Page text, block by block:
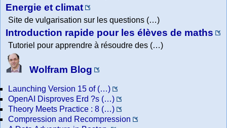
Energie et climat
Site de vulgarisation sur les questions (…)
Introduction rapide pour les élèves de maths
Tutoriel pour apprendre à résoudre des (…)
Wolfram Blog
Launching Version 15 of (…)
OpenAI Disproves Erd ?s (…)
Theory Meets Practice : 8 (…)
Compression and Recompression